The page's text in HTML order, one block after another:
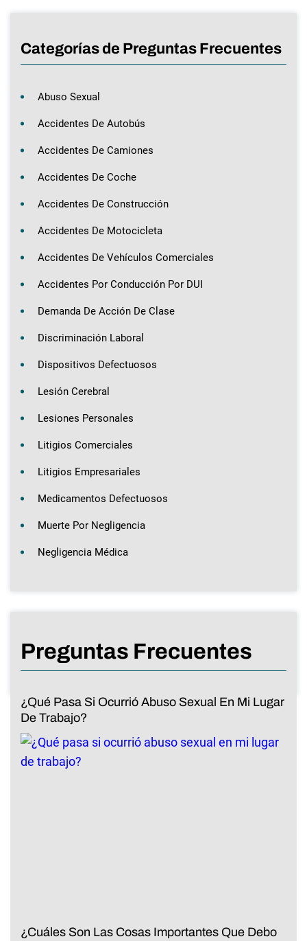
Categorías de Preguntas Frecuentes
Abuso Sexual
Accidentes De Autobús
Accidentes De Camiones
Accidentes De Coche
Accidentes De Construcción
Accidentes De Motocicleta
Accidentes De Vehículos Comerciales
Accidentes Por Conducción Por DUI
Demanda De Acción De Clase
Discriminación Laboral
Dispositivos Defectuosos
Lesión Cerebral
Lesiones Personales
Litigios Comerciales
Litigios Empresariales
Medicamentos Defectuosos
Muerte Por Negligencia
Negligencia Médica
Preguntas Frecuentes
¿Qué Pasa Si Ocurrió Abuso Sexual En Mi Lugar
De Trabajo?
¿Cuáles Son Las Cosas Importantes Que Debo